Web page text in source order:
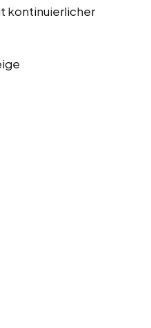
kontinuierlicher